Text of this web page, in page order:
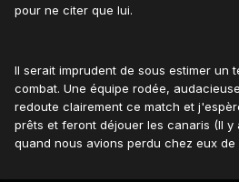
pour ne citer que lui.
Il serait imprudent de sous estimer un
combat. Une équipe rodée,
redoute clairement ce match et
prêts et feront déjouer les canaris (Il
quand nous avions perdu chez eux de